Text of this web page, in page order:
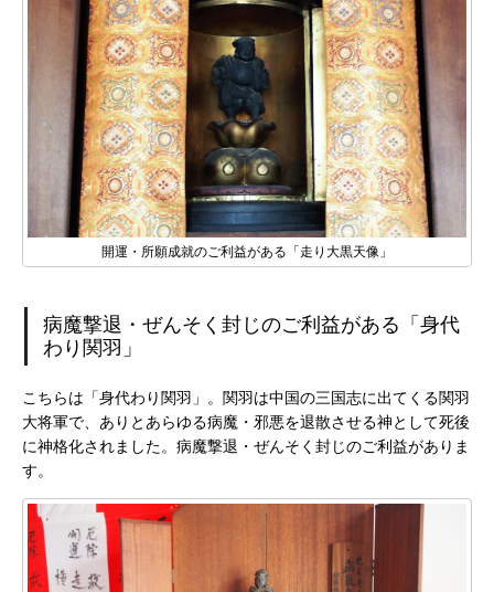
開運・所願成就のご利益がある「走り大黒天像」
病魔撃退・ぜんそく封じのご利益がある「身代
わり関羽」
こちらは「身代わり関羽」。関羽は中国の三国志に出てくる関羽
大将軍で、ありとあらゆる病魔・邪悪を退散させる神として死後
に神格化されました。病魔撃退・ぜんそく封じのご利益がありま
す。